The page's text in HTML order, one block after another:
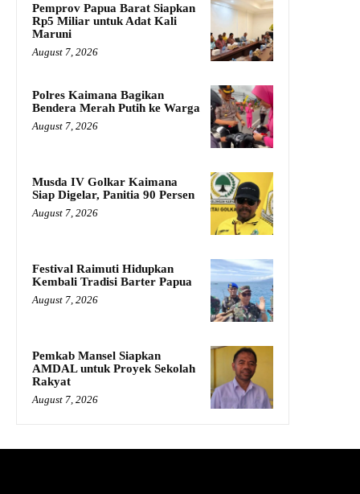
Pemprov Papua Barat Siapkan
Rp5 Miliar untuk Adat Kali
Maruni
August 7, 2026
Polres Kaimana Bagikan
Bendera Merah Putih ke Warga
August 7, 2026
Musda IV Golkar Kaimana
Siap Digelar, Panitia 90 Persen
August 7, 2026
Festival Raimuti Hidupkan
Kembali Tradisi Barter Papua
August 7, 2026
Pemkab Mansel Siapkan
AMDAL untuk Proyek Sekolah
Rakyat
August 7, 2026